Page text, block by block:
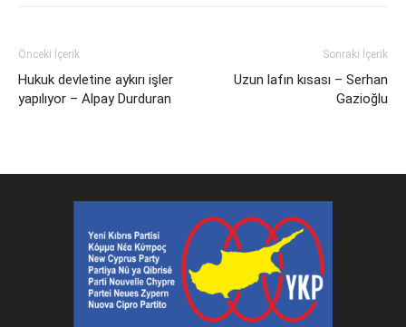
Önceki İçerik
Hukuk devletine aykırı işler
yapılıyor – Alpay Durduran
Sonraki İçerik
Uzun lafın kısası – Serhan
Gazioğlu